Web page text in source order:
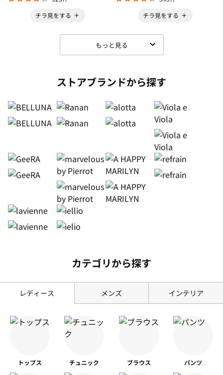
チラ見をする
チラ見をする
もっと見る
ストアブランドから探す
カテゴリから探す
レディース メンズ インテリア
トップス チュニック ブラウス パンツ